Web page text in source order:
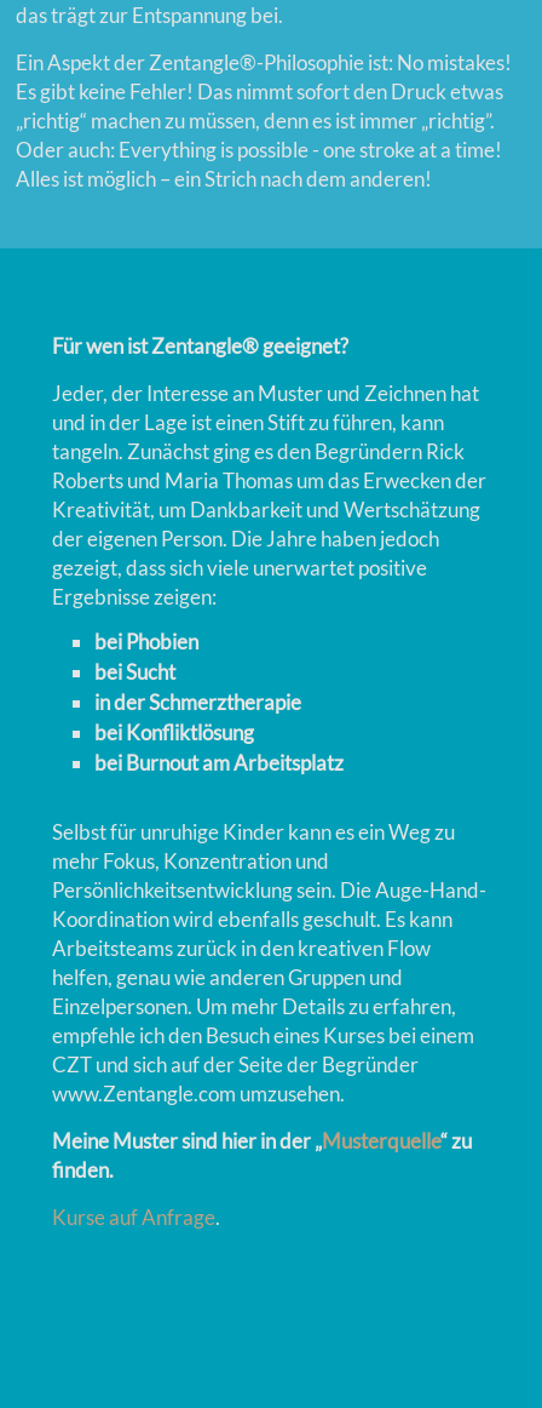
das trägt zur Entspannung bei.
Ein Aspekt der Zentangle®-Philosophie ist: No mistakes!
Es gibt keine Fehler! Das nimmt sofort den Druck etwas
„richtig“ machen zu müssen, denn es ist immer „richtig”.
Oder auch: Everything is possible - one stroke at a time!
Alles ist möglich – ein Strich nach dem anderen!
Für wen ist Zentangle® geeignet?
Jeder, der Interesse an Muster und Zeichnen hat
und in der Lage ist einen Stift zu führen, kann
tangeln. Zunächst ging es den Begründern Rick
Roberts und Maria Thomas um das Erwecken der
Kreativität, um Dankbarkeit und Wertschätzung
der eigenen Person. Die Jahre haben jedoch
gezeigt, dass sich viele unerwartet positive
Ergebnisse zeigen:
bei Phobien
bei Sucht
in der Schmerztherapie
bei Konfliktlösung
bei Burnout am Arbeitsplatz
Selbst für unruhige Kinder kann es ein Weg zu
mehr Fokus, Konzentration und
Persönlichkeitsentwicklung sein. Die Auge-Hand-
Koordination wird ebenfalls geschult. Es kann
Arbeitsteams zurück in den kreativen Flow
helfen, genau wie anderen Gruppen und
Einzelpersonen. Um mehr Details zu erfahren,
empfehle ich den Besuch eines Kurses bei einem
CZT und sich auf der Seite der Begründer
www.Zentangle.com umzusehen.
Meine Muster sind hier in der „Musterquelle“ zu
finden.
Kurse auf Anfrage.